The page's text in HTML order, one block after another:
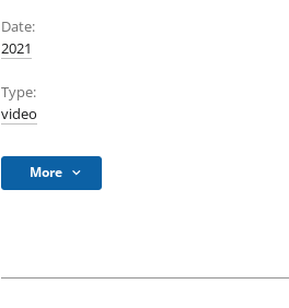
Date:
2021
Type:
video
More